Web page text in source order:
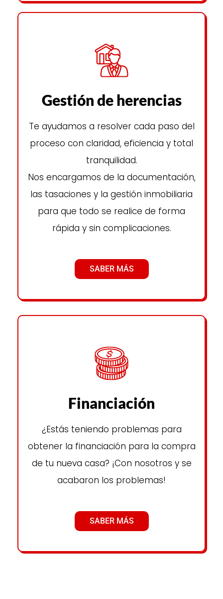
Gestión de herencias
Te ayudamos a resolver cada paso del
proceso con claridad, eficiencia y total
tranquilidad.
Nos encargamos de la documentación,
las tasaciones y la gestión inmobiliaria
para que todo se realice de forma
rápida y sin complicaciones.
SABER MÁS
Financiación
¿Estás teniendo problemas para
obtener la financiación para la compra
de tu nueva casa? ¡Con nosotros y se
acabaron los problemas!
SABER MÁS